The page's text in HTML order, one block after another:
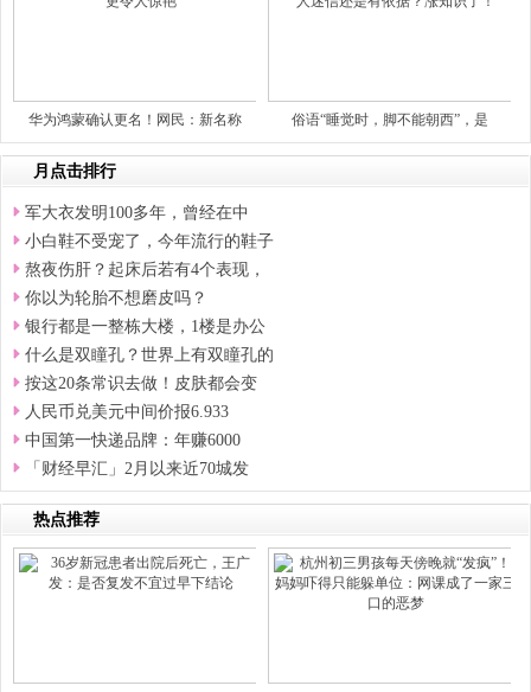
华为鸿蒙确认更名！网民：新名称 俗语“睡觉时，脚不能朝西”，是
月点击排行
军大衣发明100多年，曾经在中
小白鞋不受宠了，今年流行的鞋子
熬夜伤肝？起床后若有4个表现，
你以为轮胎不想磨皮吗？
银行都是一整栋大楼，1楼是办公
什么是双瞳孔？世界上有双瞳孔的
按这20条常识去做！皮肤都会变
人民币兑美元中间价报6.933
中国第一快递品牌：年赚6000
「财经早汇」2月以来近70城发
热点推荐